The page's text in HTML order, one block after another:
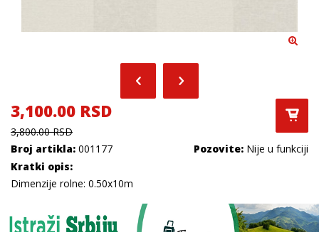
3,100.00 RSD
3,800.00 RSD
Broj artikla: 001177 Pozovite: Nije u funkciji
Kratki opis:
Dimenzije rolne: 0.50x10m